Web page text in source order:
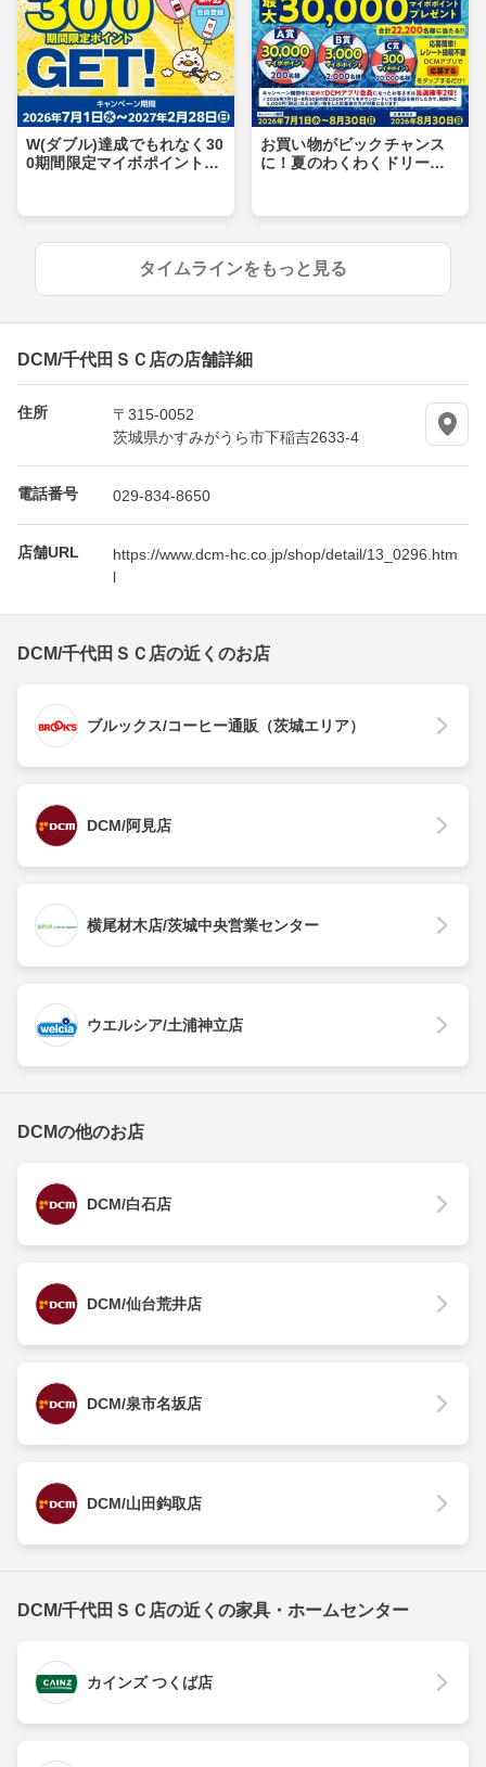
W(ダブル)達成でもれなく30
0期間限定マイボポイントG
お買い物がビックチャンス
に！夏のわくわくドリーム
タイムラインをもっと見る
DCM/千代田ＳＣ店の店舗詳細
住所
〒315-0052
茨城県かすみがうら市下稲吉2633-4
電話番号 029-834-8650
店舗URL
https://www.dcm-hc.co.jp/shop/detail/13_0296.htm
l
DCM/千代田ＳＣ店の近くのお店
ブルックス/コーヒー通販（茨城エリア）
DCM/阿見店
横尾材木店/茨城中央営業センター
ウエルシア/土浦神立店
DCMの他のお店
DCM/白石店
DCM/仙台荒井店
DCM/泉市名坂店
DCM/山田鈎取店
DCM/千代田ＳＣ店の近くの家具・ホームセンター
カインズ つくば店